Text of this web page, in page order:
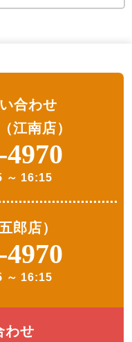
合わせ
江南店）
～ 16:15
郎店）
～ 16:15
わせ